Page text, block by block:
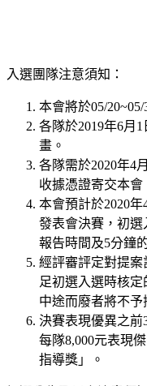
入選團隊注意須知：
本會將於05/
各隊於2019年6月
畫。
各隊需於2020年4
收據憑證寄交本會
本會預計於2020
發表會決賽，初選
報告時間及5分鐘
經評審評定對提
足初選入選時核
中途而廢者將不予
決賽表現優異之
每隊8,000元表現
指導獎」。